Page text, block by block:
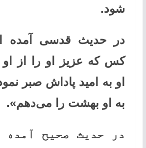
شود.
در حدیث قدسی آمده
کس که عزیز او را از او
او به امید پاداش صبر
به او بهشت را می‌دهم».
در حدیث صحیح آمده